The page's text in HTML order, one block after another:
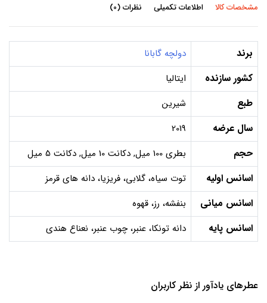
مشخصات کالا اطلاعات تکمیلی نظرات (0)
برند دولچه گابانا
کشور سازنده ایتالیا
طبع شیرین
سال عرضه 2019
حجم بطری 100 میل, دکانت 10 میل, دکانت 5 میل
اسانس اولیه توت سیاه، گلابی، فریزیا، دانه های قرمز
اسانس میانی بنفشه، رز، قهوه
اسانس پایه دانه تونکا، عنبر، چوب عنبر، نعناع هندی
عطرهای یادآور از نظر کاربران